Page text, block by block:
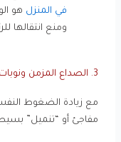
في المنز ل هو
ومنع انتقالها
3. الصداع المزمن ونوبات الدوار.. هل هي مجرد إرهاق؟
مفاجئ أو “تنميل”